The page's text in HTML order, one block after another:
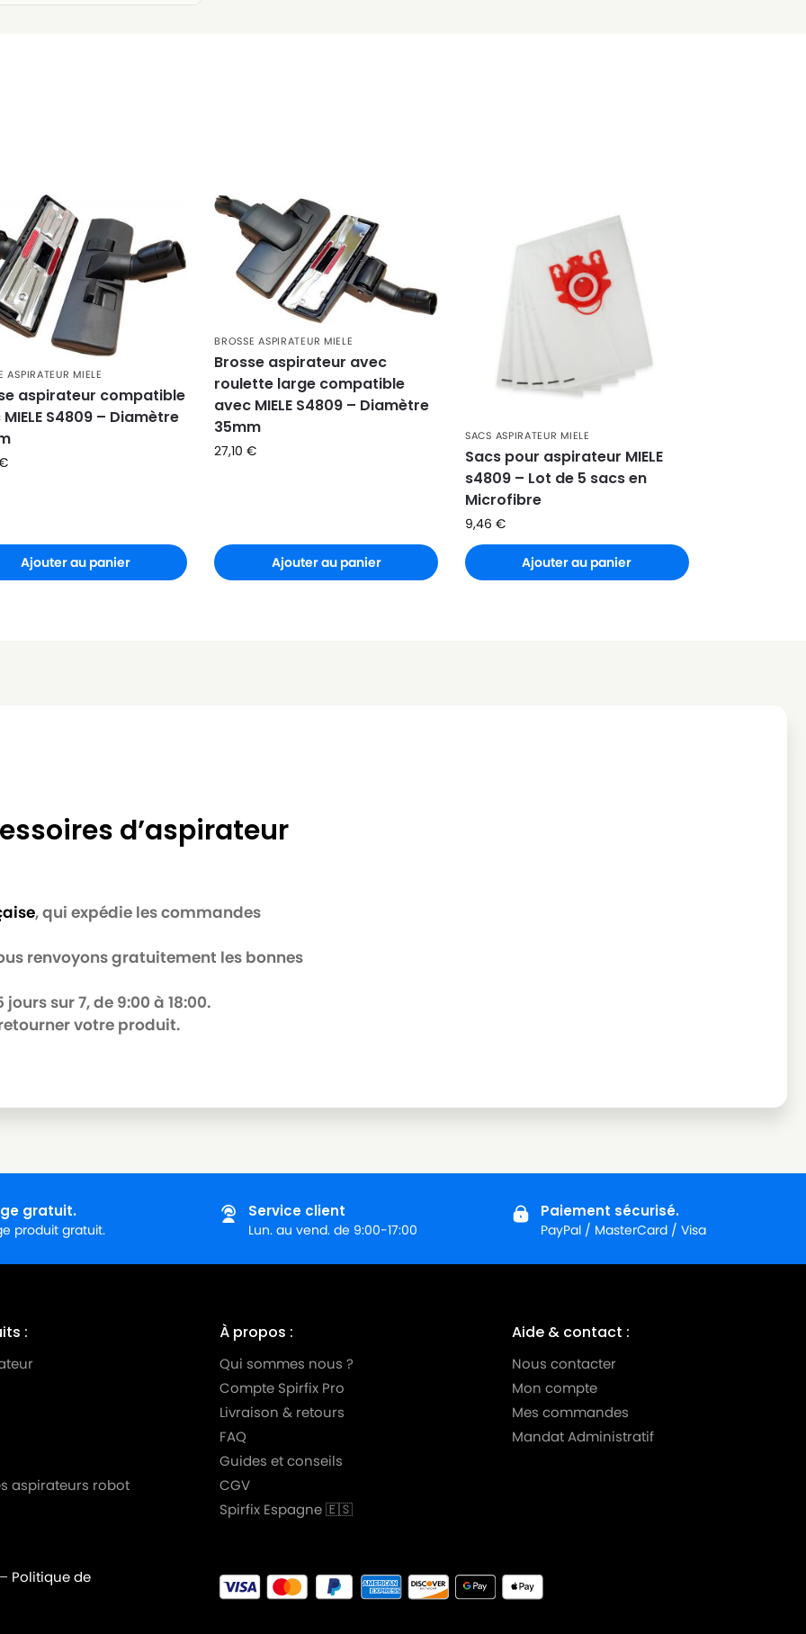
ASPIRATEUR MIELE
aspirateur compatible
S4809 – Diamètre
Ajouter au panier
BROSSE ASPIRATEUR MIELE
Brosse aspirateur avec
roulette large compatible
avec MIELE S4809 – Diamètre
35mm
27,10€
Ajouter au panier
SACS ASPIRATEUR MIELE
Sacs pour aspirateur MIELE
s4809 – Lot de 5 sacs en
Microfibre
9,46€
Ajouter au panier
d’aspirateur
, qui expédie les commandes
renvoyons gratuitement les bonnes
sur 7, de 9:00 à 18:00.
votre produit.
gratuit.
produit gratuit.
Service client
Lun. au vend. de 9:00-17:00
Paiement sécurisé.
PayPal / MasterCard / Visa
:
aspirateurs robot
À propos :
Qui sommes nous ?
Compte Spirfix Pro
Livraison & retours
FAQ
Guides et conseils
CGV
Spirfix Espagne 🇪🇸
Aide & contact :
Nous contacter
Mon compte
Mes commandes
Mandat Administratif
– Politique de